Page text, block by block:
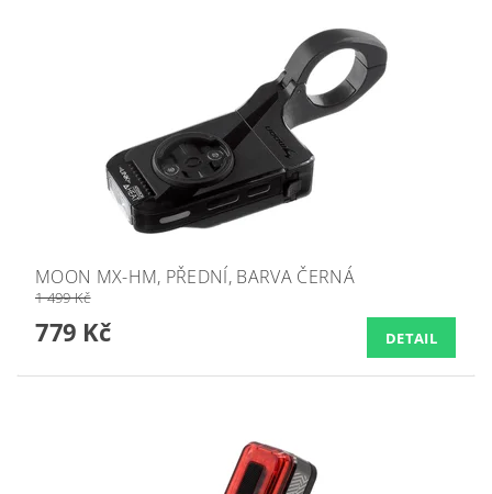
MOON MX-HM, PŘEDNÍ, BARVA ČERNÁ
1 499 Kč
779 Kč DETAIL